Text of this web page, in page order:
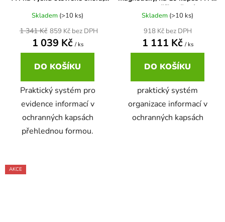
Skladem (>10 ks)
859 Kč bez DPH
1 039 Kč / ks
1 341 Kč
DO KOŠÍKU
Praktický systém pro
evidence informací v
ochranných kapsách
přehlednou formou.
A3 na šířku, šedý
Skladem (>10 ks)
918 Kč bez DPH
1 111 Kč / ks
DO KOŠÍKU
praktický systém
organizace informací v
ochranných kapsách
AKCE